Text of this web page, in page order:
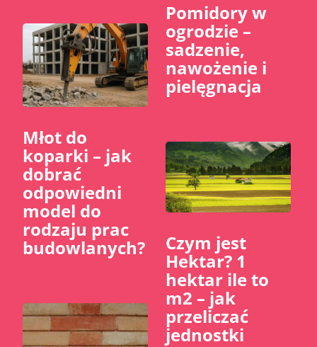
Młot do
koparki – jak
dobrać
odpowiedni
model do
rodzaju prac
budowlanych?
Pomidory w
ogrodzie –
sadzenie,
nawożenie i
pielęgnacja
Czym jest
Hektar? 1
hektar ile to
m2 – jak
przeliczać
jednostki